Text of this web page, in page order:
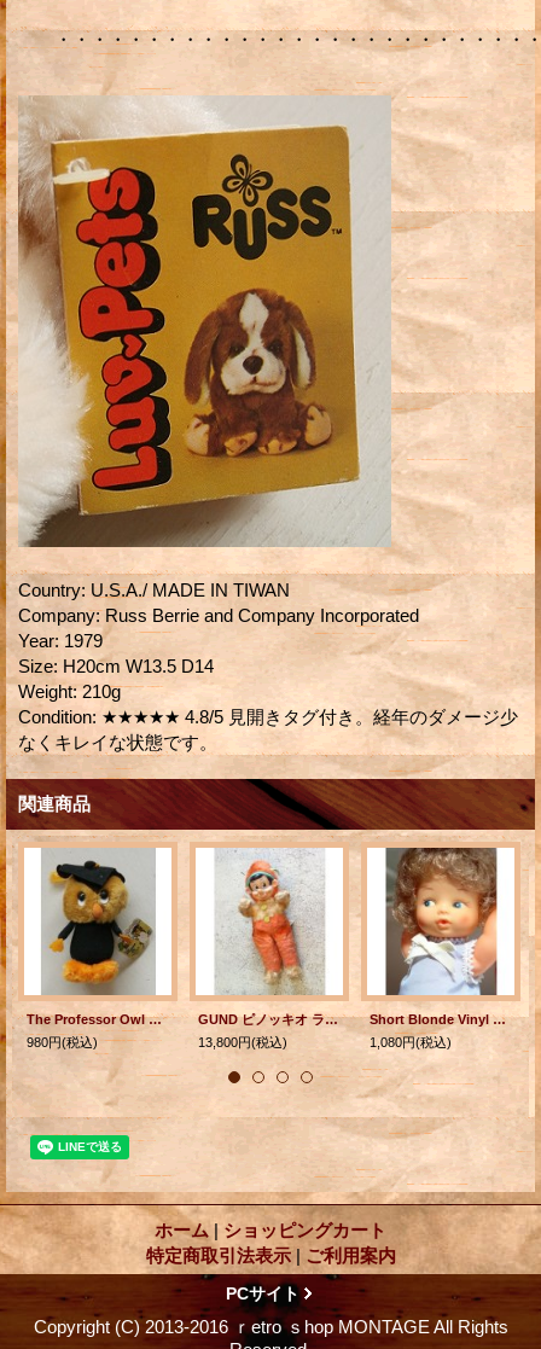
・・・・・・・・・・・・・・・・・・・・・・・・・・
Country: U.S.A./ MADE IN TIWAN
Company: Russ Berrie and Company Incorporated
Year: 1979
Size: H20cm W13.5 D14
Weight: 210g
Condition: ★★★★★ 4.8/5 見開きタグ付き。経年のダメージ少
なくキレイな状態です。
関連商品
The Professor Owl Plush Graduation Wallace Berrie 1980 Hang Tag No. 110 グラデュエーション・ドール フクロウ
980円(税込)
GUND ピノッキオ ラバーフェイス プラッシュドール
13,800円(税込)
Short Blonde Vinyl Plastic Baby Doll プラスチックベビードール
1,080円(税込)
ホーム | ショッピングカート
特定商取引法表示 | ご利用案内
PCサイト
Copyright (C) 2013-2016 ｒetro ｓhop MONTAGE All Rights